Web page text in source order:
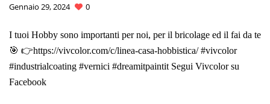
Gennaio 29, 2024
0
I tuoi Hobby sono importanti per noi, per il bricolage ed il fai da te
🎯 👉https://vivcolor.com/c/linea-casa-hobbistica/ #vivcolor
#industrialcoating #vernici #dreamitpaintit Segui Vivcolor su
Facebook